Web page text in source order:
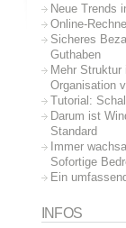
Neue Trends
Online-
Sicheres
Guthaben
Mehr Struktur
Organisation
Tutorial:
Darum ist
Standard
Immer
Sofortige
Ein
INFOS